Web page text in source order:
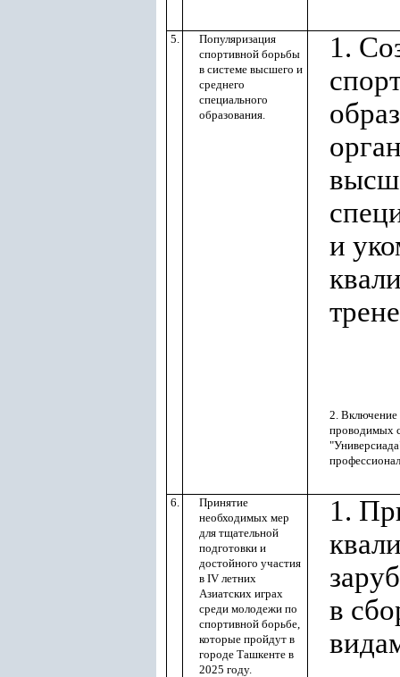
5.
Популяризация
спортивной борьбы
в системе высшего и
среднего
специального
образования.
1.
и
2. Включение
проводимых
6.
Принятие
необходимых мер
для тщательной
подготовки и
достойного участия
в IV летних
Азиатских играх
среди молодежи по
спортивной борьбе,
которые пройдут в
городе Ташкенте в
2025 году.
1.
в